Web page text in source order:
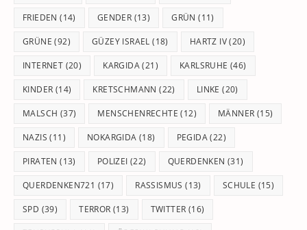
FRIEDEN (14) GENDER (13) GRÜN (11)
GRÜNE (92) GÜZEY ISRAEL (18) HARTZ IV(20)
INTERNET (20) KARGIDA(21) KARLSRUHE (46)
KINDER (14) KRETSCHMANN (22) LINKE (20)
MALSCH (37) MENSCHENRECHTE (12) MÄNNER (15)
NAZIS (11) NOKARGIDA (18) PEGIDA(22)
PIRATEN (13) POLIZEI (22) QUERDENKEN (31)
QUERDENKEN721 (17) RASSISMUS (13) SCHULE (15)
SPD (39) TERROR (13) TWITTER (16)